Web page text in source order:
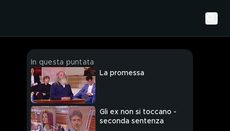
In questa puntata
La promessa
Gli ex non si toccano -
seconda sentenza